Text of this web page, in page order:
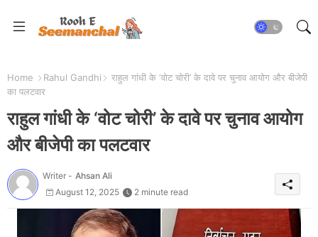
Home Rahul Gandhi
राहुल गांधी के ‘वोट चोरी’ के दावे पर चुनाव आयोग और बीजेपी
का पलटवार
राहुल गांधी के ‘वोट चोरी’ के दावे पर चुनाव आयोग
और बीजेपी का पलटवार
Writer - Ahsan Ali
August 12, 2025
2 minute read